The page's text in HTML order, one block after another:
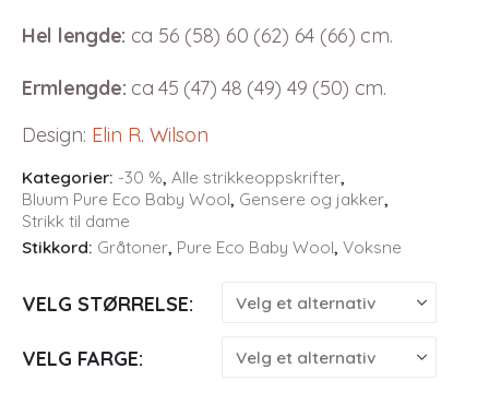
Hel lengde: ca 56 (58) 60 (62) 64 (66) cm.
Ermlengde: ca 45 (47) 48 (49) 49 (50) cm.
Design: Elin R. Wilson
Kategorier: -30 %, Alle strikkeoppskrifter,
Bluum Pure Eco Baby Wool, Gensere og jakker,
Strikk til dame
Stikkord: Gråtoner, Pure Eco Baby Wool, Voksne
VELG STØRRELSE
VELG FARGE